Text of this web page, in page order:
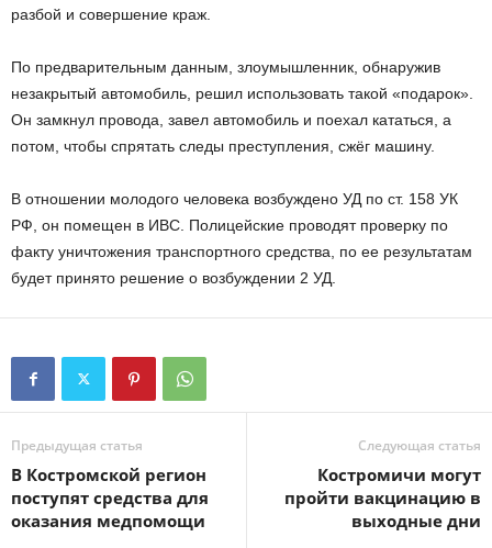
разбой и совершение краж.
По предварительным данным, злоумышленник, обнаружив
незакрытый автомобиль, решил использовать такой «подарок».
Он замкнул провода, завел автомобиль и поехал кататься, а
потом, чтобы спрятать следы преступления, сжёг машину.
В отношении молодого человека возбуждено УД по ст. 158 УК
РФ, он помещен в ИВС. Полицейские проводят проверку по
факту уничтожения транспортного средства, по ее результатам
будет принято решение о возбуждении 2 УД.
Предыдущая статья
В Костромской регион
поступят средства для
оказания медпомощи
Следующая статья
Костромичи могут
пройти вакцинацию в
выходные дни